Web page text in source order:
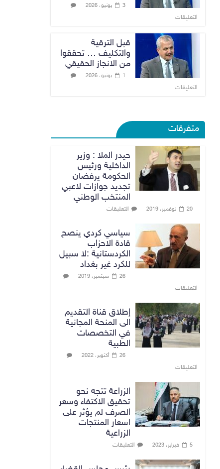
3 يونيو، 2026
التعليقات
قبل الترقية
والتكليف … تحققوا
من الانجاز الحقيقي
1 يونيو، 2026
التعليقات
متفرقات
حيدر الملا : وزير
الداخلية ورئيس
الحكومة يرفضان
تجديد جوازات لاعبي
المنتخب الوطني
20 نوفمبر، 2019 التعليقات
سياسي كردي ينصح
قادة الاحزاب
الكردستانية :لا سبيل
للكرد غير بغداد
26 سبتمبر، 2019
التعليقات
إطلاق قناة التقديم
الى المنحة المجانية
في التخصصات
الطبية
26 أكتوبر، 2022
التعليقات
الزراعة تتجه نحو
تحقيق الاكتفاء وسعر
الصرف لم يؤثر على
اسعار المنتجات
الزراعية
5 فبراير، 2023 التعليقات